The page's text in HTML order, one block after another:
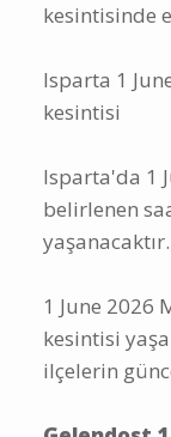
kesintisinde
Isparta 1
kesintisi
Isparta'da 1
belirlenen
1 June 2026
kesintisi
ilçelerin